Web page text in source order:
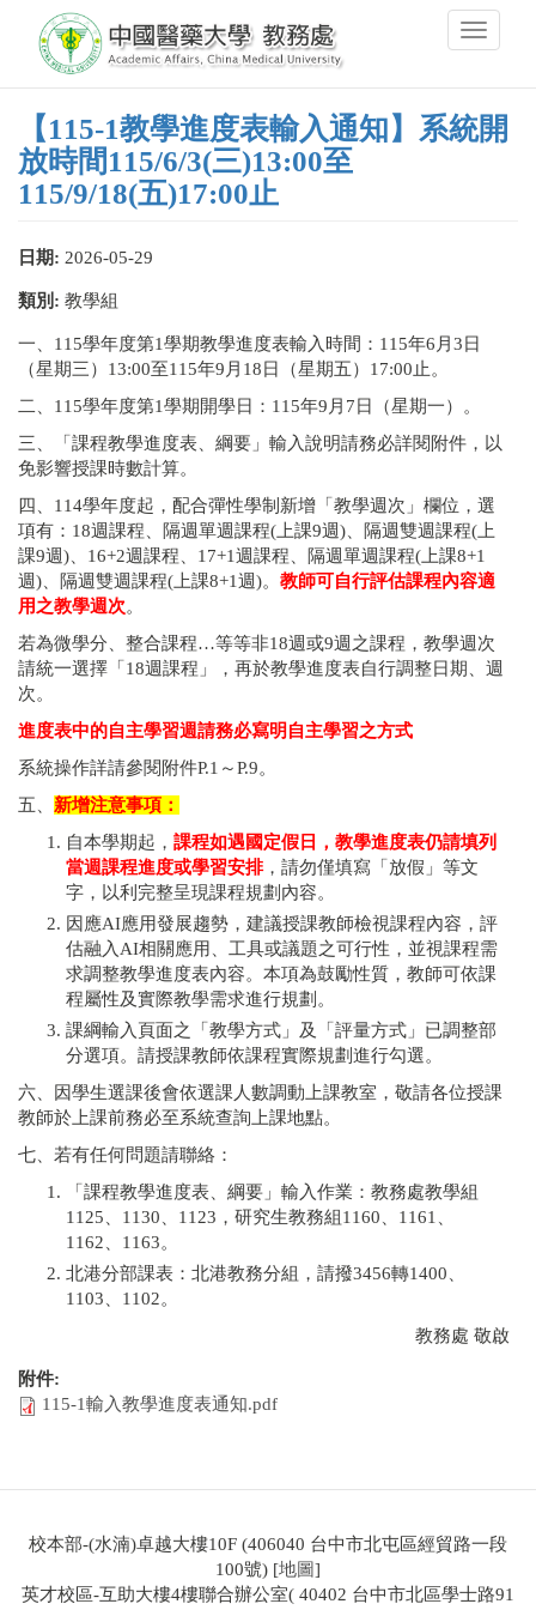
內
Toggle
【115-1教學進度表輸入通知】系統開
放時間115/6/3(三)13:00至
115/9/18(五)17:00止
日期: 2026-05-29
類別: 教學組
一、115學年度第1學期教學進度表輸入時間：115年6月3日
（星期三）13:00至115年9月18日（星期五）17:00止。
二、115學年度第1學期開學日：115年9月7日（星期一）。
三、「課程教學進度表、綱要」輸入說明請務必詳閱附件，以
免影響授課時數計算。
四、114學年度起，配合彈性學制新增「教學週次」欄位，選
項有：18週課程、隔週單週課程(上課9週)、隔週雙週課程(上
課9週)、16+2週課程、17+1週課程、隔週單週課程(上課8+1
週)、隔週雙週課程(上課8+1週)。 教師可自行評估課程內容適
用之教學週次。
若為微學分、整合課程…等等非18週或9週之課程，教學週次
請統一選擇「18週課程」，再於教學進度表自行調整日期、週
次。
進度表中的自主學習週請務必寫明自主學習之方式
系統操作詳請參閱附件P.1～P.9。
五、 新增注意事項：
自本學期起， 課程如遇國定假日，教學進度表仍請填列
當週課程進度或學習安排，請勿僅填寫「放假」等文
字，以利完整呈現課程規劃內容。
因應AI應用發展趨勢，建議授課教師檢視課程內容，評
估融入AI相關應用、工具或議題之可行性，並視課程需
求調整教學進度表內容。本項為鼓勵性質，教師可依課
程屬性及實際教學需求進行規劃。
課綱輸入頁面之「教學方式」及「評量方式」已調整部
分選項。請授課教師依課程實際規劃進行勾選。
六、因學生選課後會依選課人數調動上課教室，敬請各位授課
教師於上課前務必至系統查詢上課地點。
七、若有任何問題請聯絡：
「課程教學進度表、綱要」輸入作業：教務處教學組
1125、1130、1123，研究生教務組1160、1161、
1162、1163。
北港分部課表：北港教務分組，請撥3456轉1400、
1103、1102。
教務處 敬啟
附件:
115-1輸入教學進度表通知.pdf
校本部-(水湳)卓越大樓10F (406040 台中市北屯區經貿路一段
100號) [地圖]
英才校區-互助大樓4樓聯合辦公室( 40402 台中市北區學士路91